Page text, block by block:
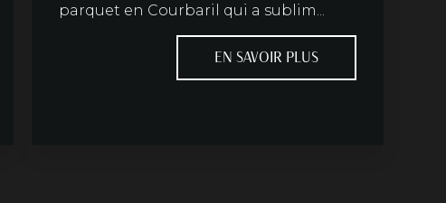
parquet en Courbaril qui a sublim...
EN SAVOIR PLUS